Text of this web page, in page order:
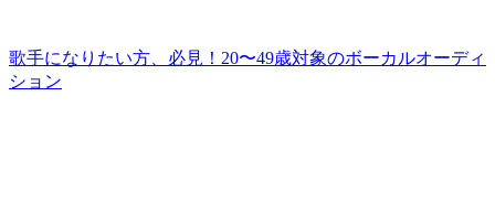
歌手になりたい方、必見！20〜49歳対象のボーカルオーディ
ション